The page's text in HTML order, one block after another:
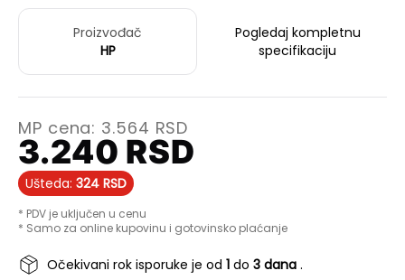
Proizvođač
HP
Pogledaj kompletnu
specifikaciju
MP cena: 3.564 RSD
3.240 RSD
Ušteda: 324 RSD
* PDV je uključen u cenu
* Samo za online kupovinu i gotovinsko plaćanje
Očekivani rok isporuke je od 1 do 3 dana .